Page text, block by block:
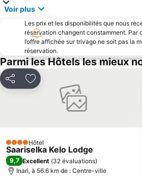
Voir plus
Les prix et les disponibilités que nous
réservation changent constamment. Par
l’offre affichée sur trivago ne soit pas la
réservation.
Parmi les Hôtels les mieux
PartagerAjouter à mes favoris
4 ÉtoilesHôtel
Saariselka Kelo Lodge
9,7 Excellent (32 évaluations)
Inari, à 56.6 km de : Centre-ville